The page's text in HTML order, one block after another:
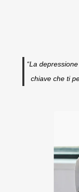
“La
chiave che ti